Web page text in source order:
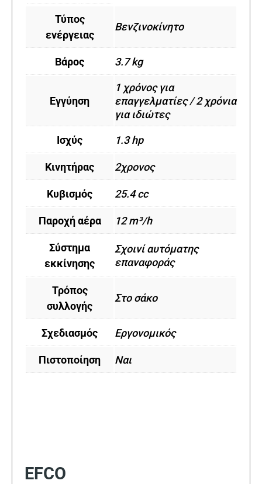
Τύπος
ενέργειας
Βενζινοκίνητο
Βάρος 3.7 kg
Εγγύηση
1 χρόνος για
επαγγελματίες / 2 χρόνια
για ιδιώτες
Ισχύς 1.3 hp
Κινητήρας 2χρονος
Κυβισμός 25.4 cc
Παροχή αέρα 12 m³/h
Σύστημα
εκκίνησης
Σχοινί αυτόματης
επαναφοράς
Τρόπος
συλλογής
Στο σάκο
Σχεδιασμός Εργονομικός
Πιστοποίηση Ναι
EFCO